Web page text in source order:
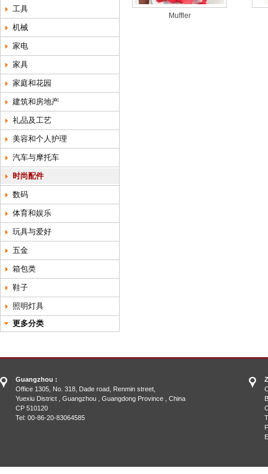
工具
机械
家电
家具
家庭和花园
建筑和房地产
礼品及工艺
美容和个人护理
汽车与摩托车
时尚配件
数码
体育和娱乐
玩具与爱好
五金
箱包类
鞋子
照明灯具
更多分类
Muffler
Guangzhou :
Office 1305, No. 318, Dade road, Renmin street,
Yuexiu District , Guangzhou , Guangdong Province , China
CP 510120
Tel: 00-86-20-83064585